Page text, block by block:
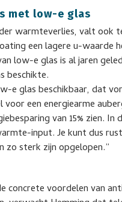
met low-e glas
warmteverlies, valt ook
een lagere u-
low-e glas is al jaren
beschikte.
e glas beschikbaar, dat
een energiearme
van 15% zien.
input. Je kunt dus
zo sterk zijn opgelopen.”
concrete voordelen van